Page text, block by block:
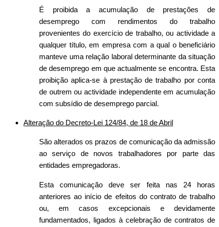
É proibida a acumulação de prestações de
desemprego com rendimentos do trabalho
provenientes do exercício de trabalho, ou actividade a
qualquer título, em empresa com a qual o beneficiário
manteve uma relação laboral determinante da situação
de desemprego em que actualmente se encontra. Esta
proibição aplica-se à prestação de trabalho por conta
de outrem ou actividade independente em acumulação
com subsídio de desemprego parcial.
Alteração do Decreto-Lei 124/84, de 18 de Abril
São alterados os prazos de comunicação da admissão
ao serviço de novos trabalhadores por parte das
entidades empregadoras.
Esta comunicação deve ser feita nas 24 horas
anteriores ao início de efeitos do contrato de trabalho
ou, em casos excepcionais e devidamente
fundamentados, ligados à celebração de contratos de